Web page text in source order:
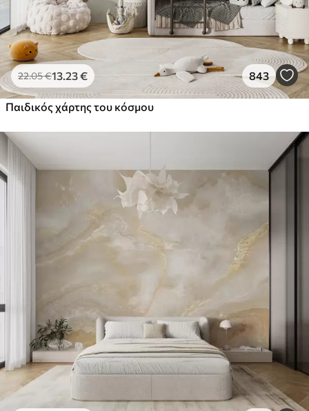
22.05€13 .23€ 843
Παιδικός χάρτης του κόσμου